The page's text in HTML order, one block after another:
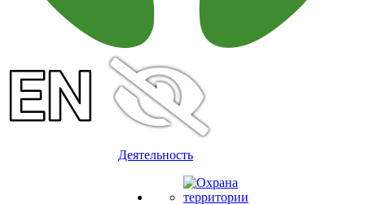
Деятельность